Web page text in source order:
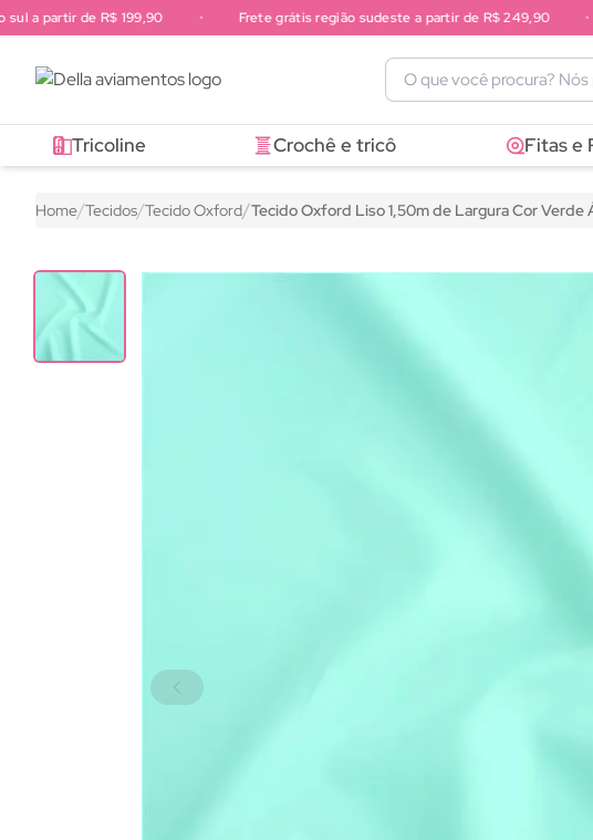
Frete grátis região sul a partir de R$ 199,90. Frete grátis região sudeste a
a partir de R$ 199,90 Frete grátis região sudeste a partir de R$ 249,90
Tricoline Crochê e tricô Fitas e
Home Tecidos Tecido Oxford Tecido Oxford Liso 1,50m de Largura Cor Verde